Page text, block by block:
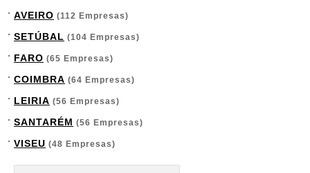
AVEIRO (112 Empresas)
SETÚBAL (104 Empresas)
FARO (65 Empresas)
COIMBRA (64 Empresas)
LEIRIA (56 Empresas)
SANTARÉM (56 Empresas)
VISEU (48 Empresas)